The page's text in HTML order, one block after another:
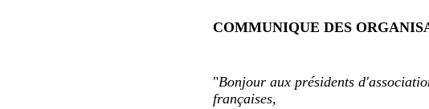
COMMUNIQUE DES
"Bonjour aux présidents
françaises,